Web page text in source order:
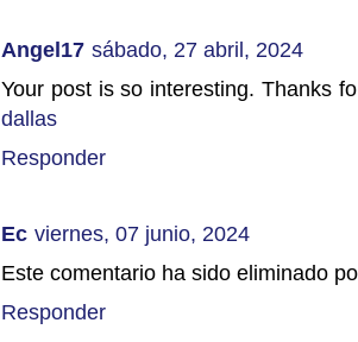
Angel17 sábado, 27 abril, 2024
Your post is so interesting. Thanks
dallas
Responder
Ec viernes, 07 junio, 2024
Este comentario ha sido eliminado
Responder